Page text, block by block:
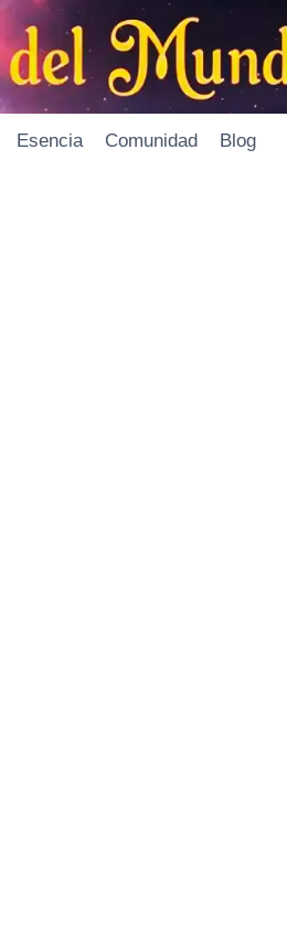
Esencia Comunidad Blog